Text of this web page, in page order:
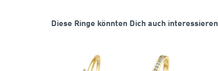
Diese Ringe könnten Dich auch interessieren